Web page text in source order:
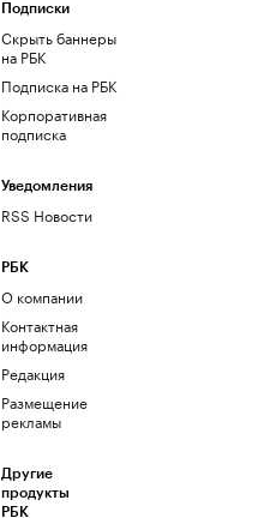
Подписки
Скрыть баннеры
на РБК
Подписка на РБК
Корпоративная
подписка
Уведомления
RSS Новости
РБК
О компании
Контактная
информация
Редакция
Размещение
рекламы
Другие
продукты
РБК